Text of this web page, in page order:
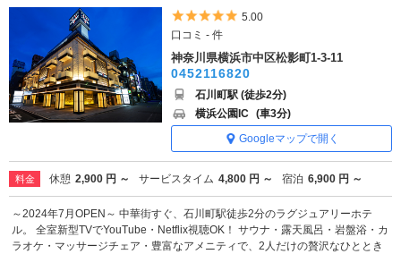
5つ星のうち5
5.00
口コミ - 件
神奈川県横浜市中区松影町1-3-11
0452116820
石川町駅 (徒歩2分)
横浜公園IC (車3分)
Googleマップで開く
料金 休憩 2,900 円 ～ サービスタイム 4,800 円 ～ 宿泊 6,900 円 ～
～2024年7月OPEN～ 中華街すぐ、石川町駅徒歩2分のラグジュアリーホテ
ル。 全室新型TVでYouTube・Netflix視聴OK！ サウナ・露天風呂・岩盤浴・カ
ラオケ・マッサージチェア・豊富なアメニティで、2人だけの贅沢なひととき